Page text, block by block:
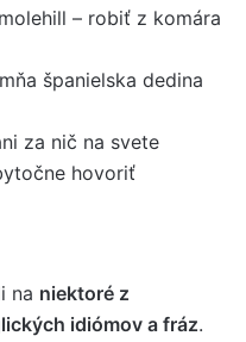
– robiť z komára
španielska dedina
za nič na svete
hovoriť
na niektoré z
idiómov a fráz.